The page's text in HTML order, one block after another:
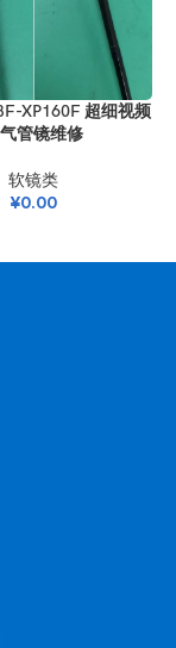
XP160F 超细视频
管镜维修
软镜类
¥0.00